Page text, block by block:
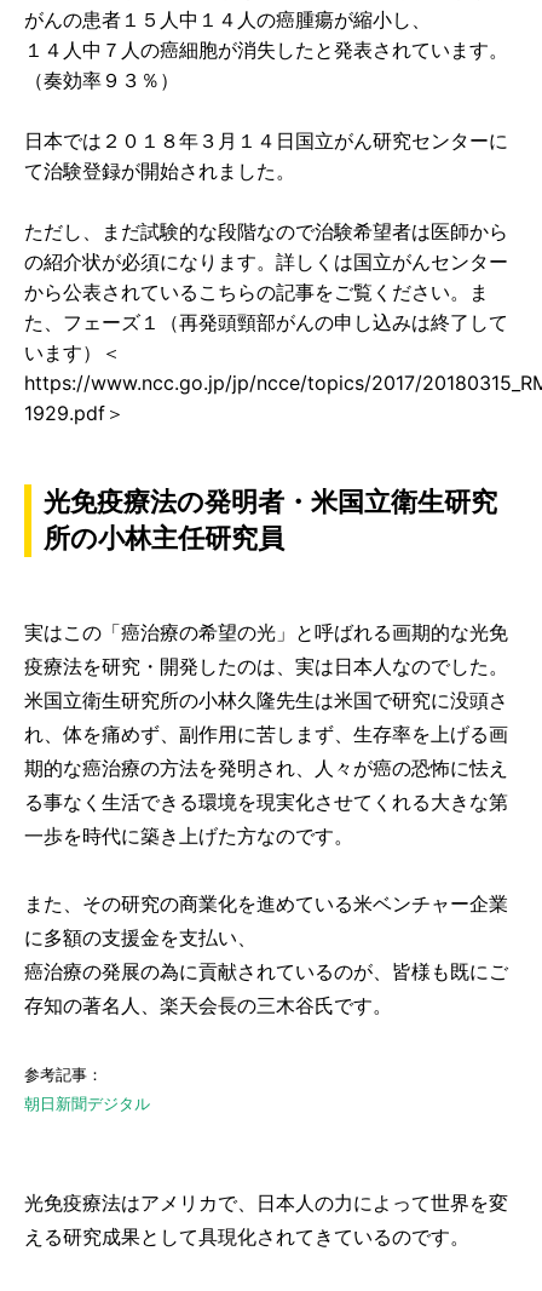
がんの患者１５人中１４人の癌腫瘍が縮小し、
１４人中７人の癌細胞が消失したと発表されています。
（奏効率９３％）
日本では２０１８年３月１４日国立がん研究センターに
て治験登録が開始されました。
ただし、まだ試験的な段階なので治験希望者は医師から
の紹介状が必須になります。詳しくは国立がんセンター
から公表されているこちらの記事をご覧ください。ま
た、フェーズ１（再発頭頸部がんの申し込みは終了して
います）＜
https://www.ncc.go.jp/jp/ncce/topics/2017/
1929.pdf＞
光免疫療法の発明者・米国立衛生研究
所の小林主任研究員
実はこの「癌治療の希望の光」と呼ばれる画期的な光免
疫療法を研究・開発したのは、実は日本人なのでした。
米国立衛生研究所の小林久隆先生は米国で研究に没頭さ
れ、体を痛めず、副作用に苦しまず、生存率を上げる画
期的な癌治療の方法を発明され、人々が癌の恐怖に怯え
る事なく生活できる環境を現実化させてくれる大きな第
一歩を時代に築き上げた方なのです。
また、その研究の商業化を進めている米ベンチャー企業
に多額の支援金を支払い、
癌治療の発展の為に貢献されているのが、皆様も既にご
存知の著名人、楽天会長の三木谷氏です。
参考記事：
朝日新聞デジタル
光免疫療法はアメリカで、日本人の力によって世界を変
える研究成果として具現化されてきているのです。